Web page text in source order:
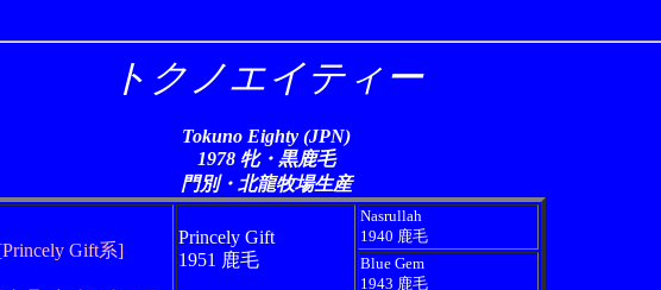
トクノエイティー
Tokuno Eighty (JPN)
1978 牝・黒鹿毛
門別・北龍牧場生産
Gift系]
Princely Gift
1951 鹿毛
Nasrullah
1940 鹿毛
Blue Gem
1943 鹿毛